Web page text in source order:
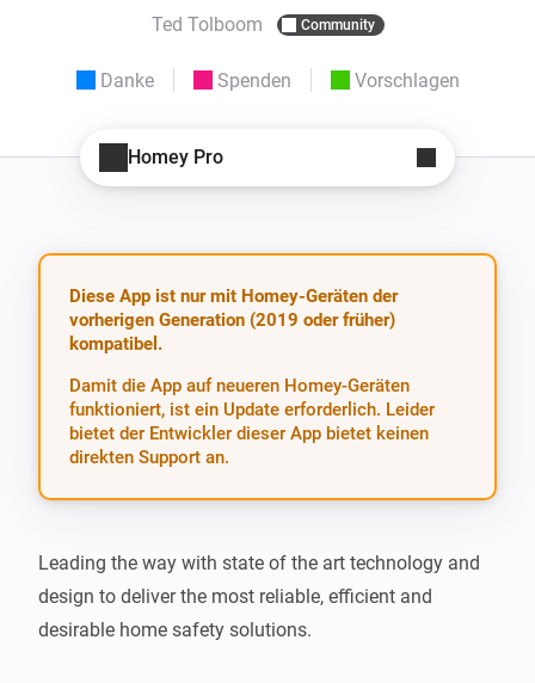
Ted Tolboom Community
Danke Spenden Vorschlagen
Homey Pro
Diese App ist nur mit Homey-Geräten der
vorherigen Generation (2019 oder früher)
kompatibel.
Damit die App auf neueren Homey-Geräten
funktioniert, ist ein Update erforderlich. Leider
bietet der Entwickler dieser App bietet keinen
direkten Support an.
Leading the way with state of the art technology and
design to deliver the most reliable, efficient and
desirable home safety solutions.